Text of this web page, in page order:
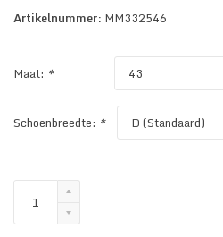
Artikelnummer: MM332546
Maat: *
Schoenbreedte: *